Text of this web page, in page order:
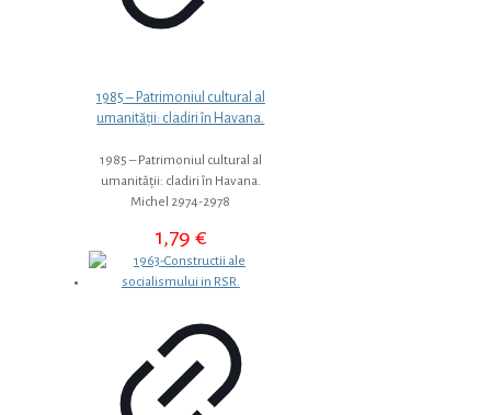
1985 – Patrimoniul cultural al
umanității: cladiri în Havana.
1985 – Patrimoniul cultural al
umanității: cladiri în Havana.
Michel 2974-2978
1,79 €